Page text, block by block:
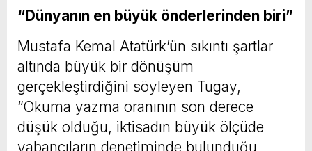
“Dünyanın en büyük önderlerinden biri”
Mustafa Kemal Atatürk’ün sıkıntı şartlar
altında büyük bir dönüşüm
gerçekleştirdiğini söyleyen Tugay,
“Okuma yazma oranının son derece
düşük olduğu, iktisadın büyük ölçüde
yabancıların denetiminde bulunduğu,